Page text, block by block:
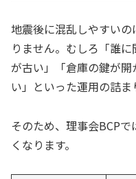
地震後に混乱しやすい
りません。むしろ「誰
が古い」「倉庫の鍵が
い」といった運用の詰ま
そのため、理事会BCP
くなります。